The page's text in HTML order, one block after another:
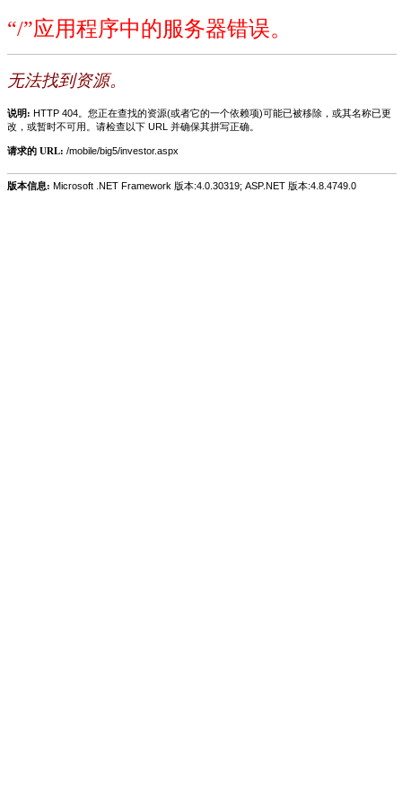
“/”应用程序中的服务器错误。
无法找到资源。
说明: HTTP 404。您正在查找的资源(或者它的一个依赖项)可能已被移除，或其名称已更
改，或暂时不可用。请检查以下 URL 并确保其拼写正确。
请求的 URL: /mobile/big5/investor.aspx
版本信息: Microsoft .NET Framework 版本:4.0.30319; ASP.NET 版本:4.8.4749.0